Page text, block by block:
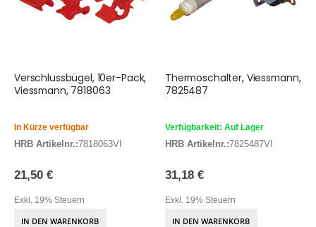
Verschlussbügel, 10er-Pack,
Viessmann, 7818063
In Kürze verfügbar
HRB Artikelnr.:7818063VI
21,50 €
Exkl. 19% Steuern
IN DEN WARENKORB
Thermoschalter, Viessmann,
7825487
Verfügbarkeit: Auf Lager
HRB Artikelnr.:7825487VI
31,18 €
Exkl. 19% Steuern
IN DEN WARENKORB